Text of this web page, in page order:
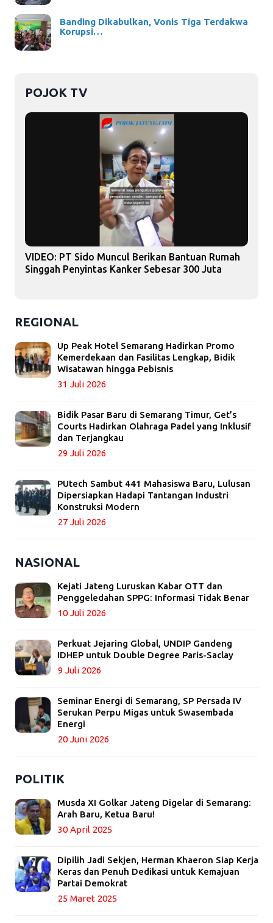
Banding Dikabulkan, Vonis Tiga Terdakwa
Korupsi…
POJOK TV
VIDEO: PT Sido Muncul Berikan Bantuan Rumah
Singgah Penyintas Kanker Sebesar 300 Juta
REGIONAL
Up Peak Hotel Semarang Hadirkan Promo
Kemerdekaan dan Fasilitas Lengkap, Bidik
Wisatawan hingga Pebisnis
31 Juli 2026
Bidik Pasar Baru di Semarang Timur, Get’s
Courts Hadirkan Olahraga Padel yang Inklusif
dan Terjangkau
29 Juli 2026
PUtech Sambut 441 Mahasiswa Baru, Lulusan
Dipersiapkan Hadapi Tantangan Industri
Konstruksi Modern
27 Juli 2026
NASIONAL
Kejati Jateng Luruskan Kabar OTT dan
Penggeledahan SPPG: Informasi Tidak Benar
10 Juli 2026
Perkuat Jejaring Global, UNDIP Gandeng
IDHEP untuk Double Degree Paris-Saclay
9 Juli 2026
Seminar Energi di Semarang, SP Persada IV
Serukan Perpu Migas untuk Swasembada
Energi
20 Juni 2026
POLITIK
Musda XI Golkar Jateng Digelar di Semarang:
Arah Baru, Ketua Baru!
30 April 2025
Dipilih Jadi Sekjen, Herman Khaeron Siap Kerja
Keras dan Penuh Dedikasi untuk Kemajuan
Partai Demokrat
25 Maret 2025